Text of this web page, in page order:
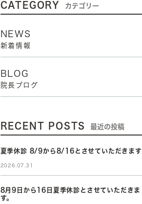
CATEGORY カテゴリー
NEWS
新着情報
BLOG
院長ブログ
RECENT POSTS 最近の投稿
夏季休診 8/9から8/16とさせていただきます
2026.07.31
8月9日から16日夏季休診とさせていただきま
す。